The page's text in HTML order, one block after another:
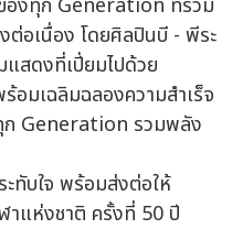
องทุก Generation ที่ร่วม
ต่อเนื่อง โดยศิลปินบี - พีระ
สดงที่เปี่ยมไปด้วย
อมเฉลิมฉลองความสำเร็จ
ก Generation รวมพลัง